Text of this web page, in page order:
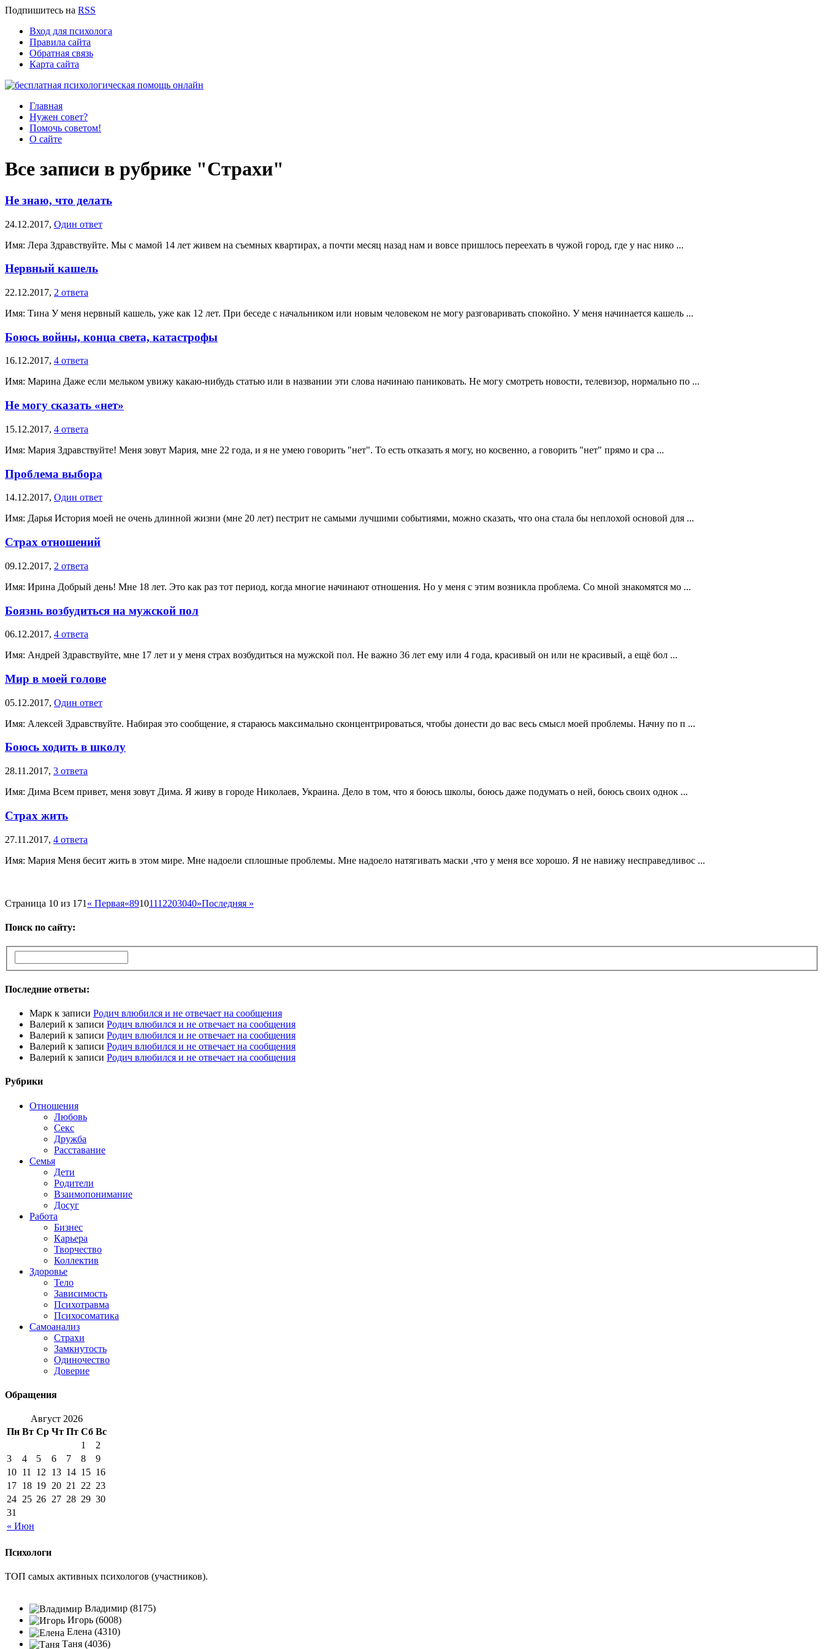
Подпишитесь на RSS
Вход для психолога
Правила сайта
Обратная связь
Карта сайта
Главная
Нужен совет?
Помочь советом!
О сайте
Все записи в рубрике "Страхи"
Не знаю, что делать
24.12.2017, Один ответ
Имя: Лера Здравствуйте. Мы с мамой 14 лет живем на съемных квартирах, а почти месяц назад нам и вовсе пришлось переехать в чужой город, где у нас нико ...
Нервный кашель
22.12.2017, 2 ответа
Имя: Тина У меня нервный кашель, уже как 12 лет. При беседе с начальником или новым человеком не могу разговаривать спокойно. У меня начинается кашель ...
Боюсь войны, конца света, катастрофы
16.12.2017, 4 ответа
Имя: Марина Даже если мельком увижу какаю-нибудь статью или в названии эти слова начинаю паниковать. Не могу смотреть новости, телевизор, нормально по ...
Не могу сказать «нет»
15.12.2017, 4 ответа
Имя: Мария Здравствуйте! Меня зовут Мария, мне 22 года, и я не умею говорить "нет". То есть отказать я могу, но косвенно, а говорить "нет" прямо и сра ...
Проблема выбора
14.12.2017, Один ответ
Имя: Дарья История моей не очень длинной жизни (мне 20 лет) пестрит не самыми лучшими событиями, можно сказать, что она стала бы неплохой основой для ...
Страх отношений
09.12.2017, 2 ответа
Имя: Ирина Добрый день! Мне 18 лет. Это как раз тот период, когда многие начинают отношения. Но у меня с этим возникла проблема. Со мной знакомятся мо ...
Боязнь возбудиться на мужской пол
06.12.2017, 4 ответа
Имя: Андрей Здравствуйте, мне 17 лет и у меня страх возбудиться на мужской пол. Не важно 36 лет ему или 4 года, красивый он или не красивый, а ещё бол ...
Мир в моей голове
05.12.2017, Один ответ
Имя: Алексей Здравствуйте. Набирая это сообщение, я стараюсь максимально сконцентрироваться, чтобы донести до вас весь смысл моей проблемы. Начну по п ...
Боюсь ходить в школу
28.11.2017, 3 ответа
Имя: Дима Всем привет, меня зовут Дима. Я живу в городе Николаев, Украина. Дело в том, что я боюсь школы, боюсь даже подумать о ней, боюсь своих однок ...
Страх жить
27.11.2017, 4 ответа
Имя: Мария Меня бесит жить в этом мире. Мне надоели сплошные проблемы. Мне надоело натягивать маски ,что у меня все хорошо. Я не навижу несправедливос ...
Страница 10 из 171 « Первая«89101112203040»Последняя »
Поиск по сайту:
Последние ответы:
Марк к записи Родич влюбился и не отвечает на сообщения
Валерий к записи Родич влюбился и не отвечает на сообщения
Валерий к записи Родич влюбился и не отвечает на сообщения
Валерий к записи Родич влюбился и не отвечает на сообщения
Валерий к записи Родич влюбился и не отвечает на сообщения
Рубрики
Отношения
Любовь
Секс
Дружба
Расставание
Семья
Дети
Родители
Взаимопонимание
Досуг
Работа
Бизнес
Карьера
Творчество
Коллектив
Здоровье
Тело
Зависимость
Психотравма
Психосоматика
Самоанализ
Страхи
Замкнутость
Одиночество
Доверие
Обращения
Август 2026
Пн Вт Ср Чт Пт Сб Вс
« Июн
1
2
3
4 5 6 7 8
9
10 11 12 13 14 15 16
17 18 19 20 21 22 23
24 25 26 27 28 29 30
31
Психологи
ТОП самых активных психологов (участников).
Владимир (8175)
Игорь (6008)
Елена (4310)
Таня (4036)